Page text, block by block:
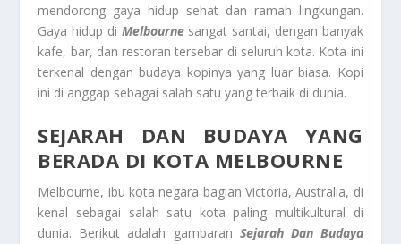
mendorong gaya hidup sehat dan ramah lingkungan.
Gaya hidup di Melbournesangat santai, dengan banyak
kafe, bar, dan restoran tersebar di seluruh kota. Kota ini
terkenal dengan budaya kopinya yang luar biasa. Kopi
ini di anggap sebagai salah satu yang terbaik di dunia.
SEJARAH DAN BUDAYA YANG
BERADA DI KOTA MELBOURNE
Melbourne, ibu kota negara bagian Victoria, Australia, di
kenal sebagai salah satu kota paling multikultural di
dunia. Berikut adalah gambaran Sejarah Dan Budaya